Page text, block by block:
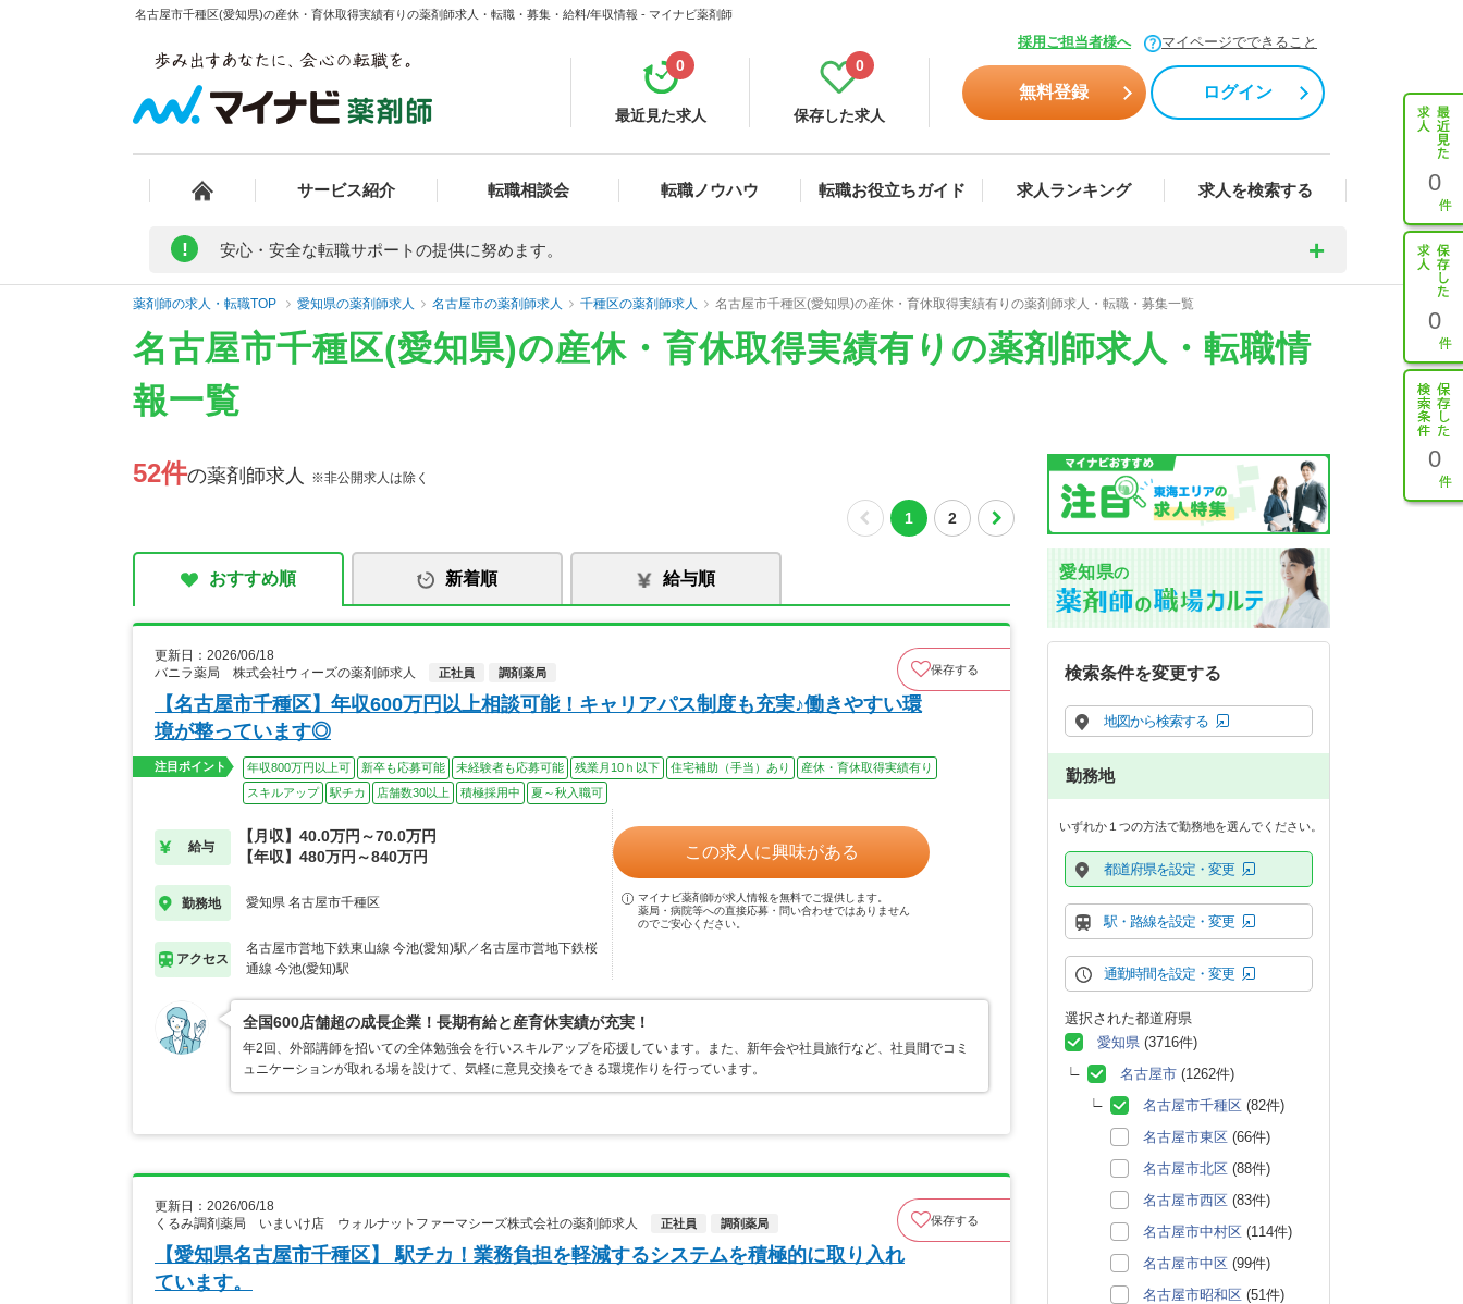
名古屋市千種区(愛知県)の産休・育休取得実績有りの薬剤師求人・転職・募集・給料/年収情報 - マイナビ薬剤師
採用ご担当者様へ マイページでできること
最近見た求人
0
保存した求人
0
無料登録 ログイン
サービス紹介 転職相談会 転職ノウハウ 転職お役立ちガイド 求人ランキング 求人を検索する 0
0
0
! 安心・安全な転職サポートの提供に努めます。
薬剤師の求人・転職TOP 愛知県の薬剤師求人 名古屋市の薬剤師求人 千種区の薬剤師求人 名古屋市千種区(愛知県)の産休・育休取得実績有りの薬剤師求人・転職・募集一覧
名古屋市千種区(愛知県)の産休・育休取得実績有りの薬剤師求人・転職情
報一覧
52件の薬剤師求人 ※非公開求人は除く
1 2
おすすめ順 新着順 給与順
更新日：2026/06/18
バニラ薬局 株式会社ウィーズの薬剤師求人
正社員 調剤薬局 保存する
【名古屋市千種区】年収600万円以上相談可能！キャリアパス制度も充実♪働きやすい環
境が整っています◎
注目ポイント 年収800万円以上可 新卒も応募可能 未経験者も応募可能 残業月10ｈ以下 住宅補助（手当）あり
産休・育休取得実績有り
スキルアップ
駅チカ 店舗数30以上 積極採用中 夏～秋入職可
給与
【月収】40.0万円～70.0万円
【年収】480万円～840万円
勤務地 愛知県 名古屋市千種区
アクセス
名古屋市営地下鉄東山線 今池(愛知)駅／名古屋市営地下鉄桜
通線 今池(愛知)駅
この求人に興味がある
マイナビ薬剤師が求人情報を無料でご提供します。
薬局・病院等への直接応募・問い合わせではありません
のでご安心ください。
全国600店舗超の成長企業！長期有給と産育休実績が充実！
年2回、外部講師を招いての全体勉強会を行いスキルアップを応援しています。また、新年会や社員旅行など、社員間でコミ
ュニケーションが取れる場を設けて、気軽に意見交換をできる環境作りを行っています。
更新日：2026/06/18
くるみ調剤薬局 いまいけ店 ウォルナットファーマシーズ株式会社の薬剤師求人
正社員 調剤薬局 保存する
【愛知県名古屋市千種区】 駅チカ！業務負担を軽減するシステムを積極的に取り入れ
ています。
愛知県の
検索条件を変更する
地図から検索する
勤務地
いずれか１つの方法で勤務地を選んでください。
都道府県を設定・変更
駅・路線を設定・変更
通勤時間を設定・変更
選択された都道府県
愛知県 (3716件)
名古屋市 (1262件)
名古屋市千種区 (82件)
名古屋市東区 (66件)
名古屋市北区 (88件)
名古屋市西区 (83件)
名古屋市中村区 (114件)
名古屋市中区 (99件)
名古屋市昭和区 (51件)